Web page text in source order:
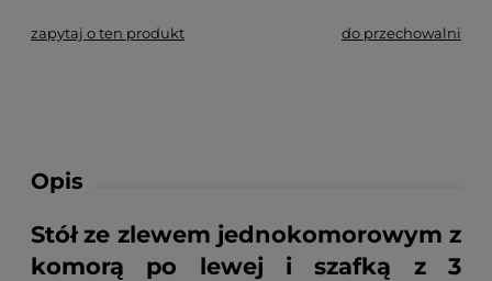
zapytaj o ten produkt do przechowalni
Opis
Stół ze zlewem jednokomorowym z
komorą po lewej i szafką z 3